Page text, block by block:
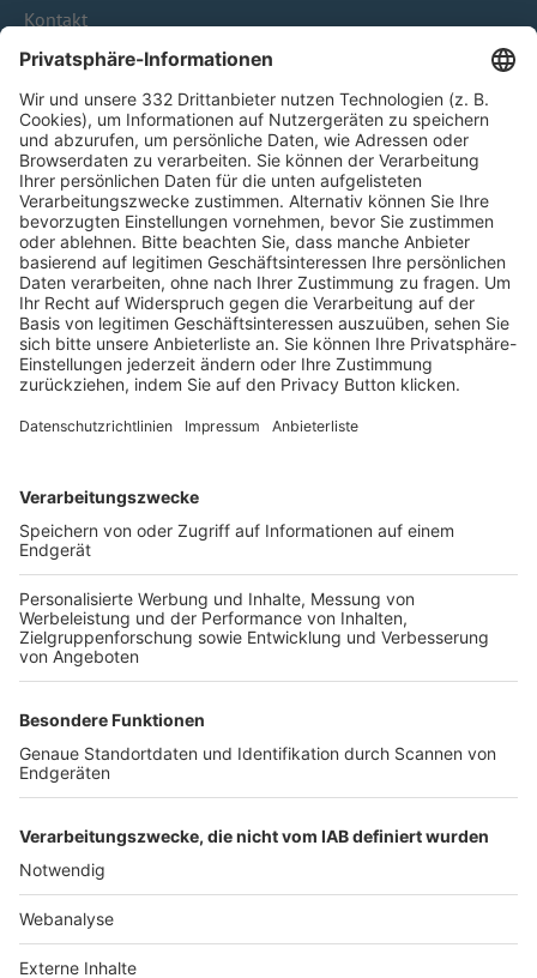
Kontakt
HÄUFIG BESUCHTE SEITEN
Pässe und Vereinswechsel
Trainerausbildung
Schulungsangebot Vereinsmitarbeiter
BFV-Geschäftsstellen
Trainerbörse
Login SpielPlus
FOLGE DEM BFV
TOP-VEREINE
TOP-PARTNER
Nutzungsbedingungen Datenschutz Impressum